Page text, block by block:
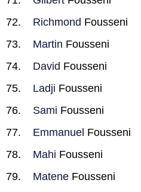
Richmond Fousseni
Martin Fousseni
David Fousseni
Ladji Fousseni
Sami Fousseni
Emmanuel Fousseni
Mahi Fousseni
Matene Fousseni